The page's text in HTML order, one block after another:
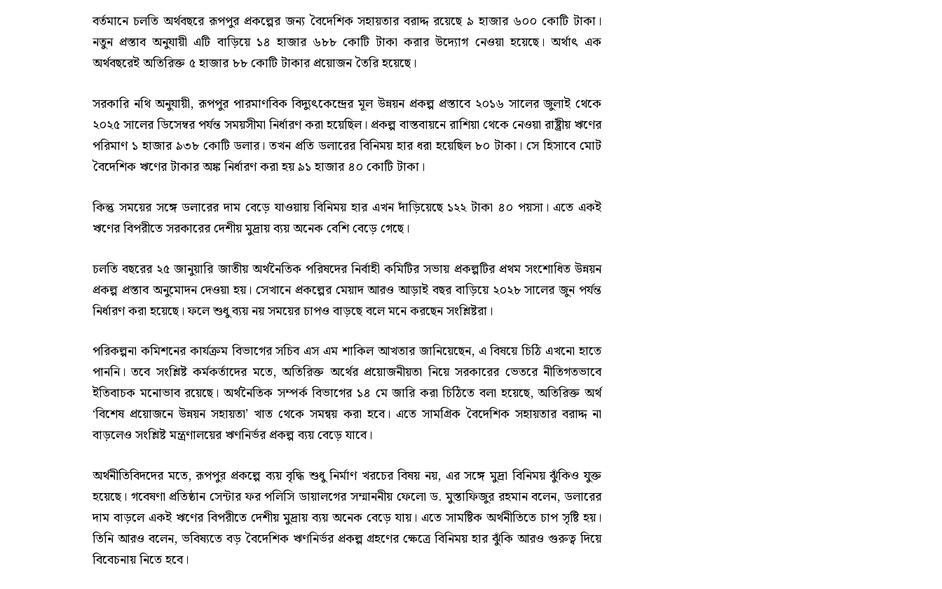
বর্তমানে চলতি অর্থবছরে রূপপুর প্রকল্পের জন্য বৈদেশিক সহায়তার বরাদ্দ রয়েছে ৯ হাজার ৬০০ কোটি টাকা।
নতুন প্রস্তাব অনুযায়ী এটি বাড়িয়ে ১৪ হাজার ৬৮৮ কোটি টাকা করার উদ্যোগ নেওয়া হয়েছে। অর্থাৎ এক
অর্থবছরেই অতিরিক্ত ৫ হাজার ৮৮ কোটি টাকার প্রয়োজন তৈরি হয়েছে।
সরকারি নথি অনুযায়ী, রূপপুর পারমাণবিক বিদ্যুৎকেন্দ্রের মূল উন্নয়ন প্রকল্প প্রস্তাবে ২০১৬ সালের জুলাই থেকে
২০২৫ সালের ডিসেম্বর পর্যন্ত সময়সীমা নির্ধারণ করা হয়েছিল। প্রকল্প বাস্তবায়নে রাশিয়া থেকে নেওয়া রাষ্ট্রীয় ঋণের
পরিমাণ ১ হাজার ৯৩৮ কোটি ডলার। তখন প্রতি ডলারের বিনিময় হার ধরা হয়েছিল ৮০ টাকা। সে হিসাবে মোট
বৈদেশিক ঋণের টাকার অঙ্ক নির্ধারণ করা হয় ৯১ হাজার ৪০ কোটি টাকা।
কিন্তু সময়ের সঙ্গে ডলারের দাম বেড়ে যাওয়ায় বিনিময় হার এখন দাঁড়িয়েছে ১২২ টাকা ৪০ পয়সা। এতে একই
ঋণের বিপরীতে সরকারের দেশীয় মুদ্রায় ব্যয় অনেক বেশি বেড়ে গেছে।
চলতি বছরের ২৫ জানুয়ারি জাতীয় অর্থনৈতিক পরিষদের নির্বাহী কমিটির সভায় প্রকল্পটির প্রথম সংশোধিত উন্নয়ন
প্রকল্প প্রস্তাব অনুমোদন দেওয়া হয়। সেখানে প্রকল্পের মেয়াদ আরও আড়াই বছর বাড়িয়ে ২০২৮ সালের জুন পর্যন্ত
নির্ধারণ করা হয়েছে। ফলে শুধু ব্যয় নয় সময়ের চাপও বাড়ছে বলে মনে করছেন সংশ্লিষ্টরা।
পরিকল্পনা কমিশনের কার্যক্রম বিভাগের সচিব এস এম শাকিল আখতার জানিয়েছেন, এ বিষয়ে চিঠি এখনো হাতে
পাননি। তবে সংশ্লিষ্ট কর্মকর্তাদের মতে, অতিরিক্ত অর্থের প্রয়োজনীয়তা নিয়ে সরকারের ভেতরে নীতিগতভাবে
ইতিবাচক মনোভাব রয়েছে। অর্থনৈতিক সম্পর্ক বিভাগের ১৪ মে জারি করা চিঠিতে বলা হয়েছে, অতিরিক্ত অর্থ
‘বিশেষ প্রয়োজনে উন্নয়ন সহায়তা’ খাত থেকে সমন্বয় করা হবে। এতে সামগ্রিক বৈদেশিক সহায়তার বরাদ্দ না
বাড়লেও সংশ্লিষ্ট মন্ত্রণালয়ের ঋণনির্ভর প্রকল্প ব্যয় বেড়ে যাবে।
অর্থনীতিবিদদের মতে, রূপপুর প্রকল্পে ব্যয় বৃদ্ধি শুধু নির্মাণ খরচের বিষয় নয়, এর সঙ্গে মুদ্রা বিনিময় ঝুঁকিও যুক্ত
হয়েছে। গবেষণা প্রতিষ্ঠান সেন্টার ফর পলিসি ডায়ালগের সম্মাননীয় ফেলো ড. মুস্তাফিজুর রহমান বলেন, ডলারের
দাম বাড়লে একই ঋণের বিপরীতে দেশীয় মুদ্রায় ব্যয় অনেক বেড়ে যায়। এতে সামষ্টিক অর্থনীতিতে চাপ সৃষ্টি হয়।
তিনি আরও বলেন, ভবিষ্যতে বড় বৈদেশিক ঋণনির্ভর প্রকল্প গ্রহণের ক্ষেত্রে বিনিময় হার ঝুঁকি আরও গুরুত্ব দিয়ে
বিবেচনায় নিতে হবে।